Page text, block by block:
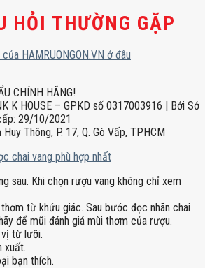
HỎI THƯỜNG GẶP
HAMRUONGON.VN ở đâu
CHÍNH HÃNG!
K HOUSE – GPKD số 0317003916 | Bởi Sở
29/10/2021
Thông, P. 17, Q. Gò Vấp, TPHCM
chai vang phù hợp nhất
sau. Khi chọn rượu vang không chỉ xem
từ khứu giác. Sau bước đọc nhãn chai
để mũi đánh giá mùi thơm của rượu.
vị từ lưỡi.
xuất.
bạn thích.